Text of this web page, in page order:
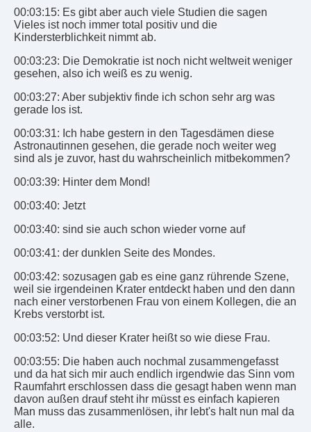
00:03:15: Es gibt aber auch viele Studien die sagen
Vieles ist noch immer total positiv und die
Kindersterblichkeit nimmt ab.
00:03:23: Die Demokratie ist noch nicht weltweit weniger
gesehen, also ich weiß es zu wenig.
00:03:27: Aber subjektiv finde ich schon sehr arg was
gerade los ist.
00:03:31: Ich habe gestern in den Tagesdämen diese
Astronautinnen gesehen, die gerade noch weiter weg
sind als je zuvor, hast du wahrscheinlich mitbekommen?
00:03:39: Hinter dem Mond!
00:03:40: Jetzt
00:03:40: sind sie auch schon wieder vorne auf
00:03:41: der dunklen Seite des Mondes.
00:03:42: sozusagen gab es eine ganz rührende Szene,
weil sie irgendeinen Krater entdeckt haben und den dann
nach einer verstorbenen Frau von einem Kollegen, die an
Krebs verstorbt ist.
00:03:52: Und dieser Krater heißt so wie diese Frau.
00:03:55: Die haben auch nochmal zusammengefasst
und da hat sich mir auch endlich irgendwie das Sinn vom
Raumfahrt erschlossen dass die gesagt haben wenn man
davon außen drauf steht ihr müsst es einfach kapieren
Man muss das zusammenlösen, ihr lebt's halt nun mal da
alle.